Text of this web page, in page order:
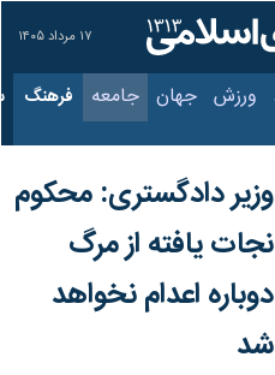
۱۷ مرداد ۱۴۰۵
ورزش جهان جامعه فرهنگ
وزیر دادگستری: محكوم
نجات یافته از مرگ
دوباره اعدام نخواهد
شد